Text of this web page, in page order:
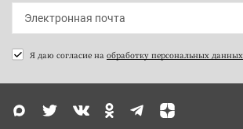
Я даю согласие на обработку персональных данных